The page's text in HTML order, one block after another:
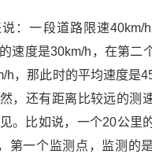
：一段道路限速40km/
速度是30km/h，在第二
h，那此时的平均速度是
，还有距离比较远的测
。比如说，一个20公里
第一个监测点，监测的